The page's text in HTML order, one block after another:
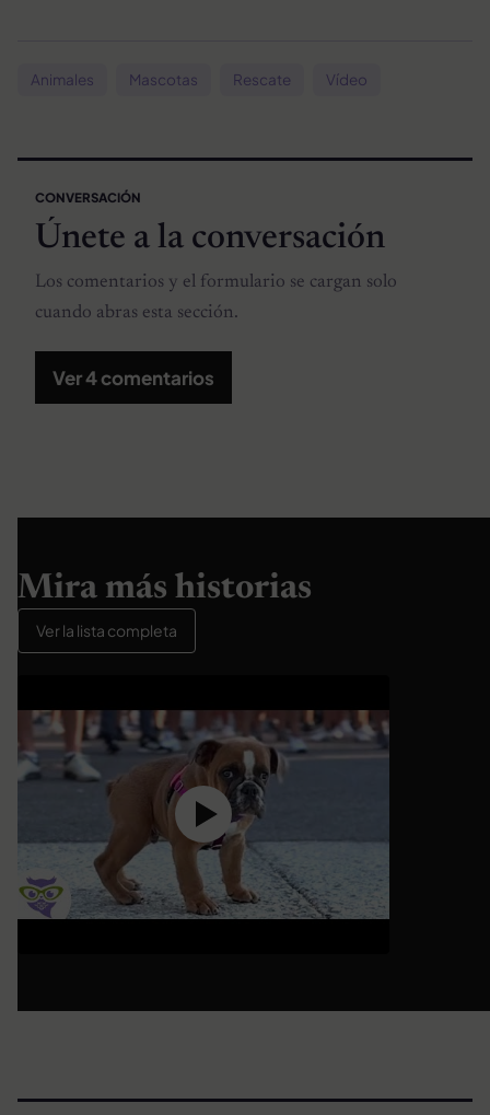
Animales Mascotas Rescate Vídeo
CONVERSACIÓN
Únete a la conversación
Los comentarios y el formulario se cargan solo
cuando abras esta sección.
Ver 4 comentarios
Mira más historias
Ver la lista completa